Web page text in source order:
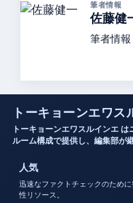
筆者情報
佐藤健
筆者情報
トーキョーンエワス
トーキョーンエワスルインエ
ルーム構成で提供し、編集部が
人気
迅速なファクトチェックのため
性リソース。